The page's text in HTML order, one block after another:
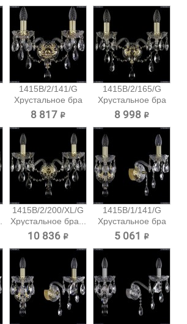
1415B/2/141/G
Хрустальное бра
Bohemia...
8 817 ₽
1415B/2/165/G
Хрустальное бра
Bohemia...
8 998 ₽
1415B/2/200/XL/G
Хрустальное бра...
10 836 ₽
1415B/1/141/G
Хрустальное бра
Bohemia...
5 061 ₽